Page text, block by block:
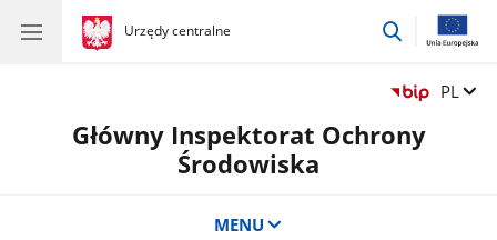
gov.pl
Urzędy centralne
gov.pl
Urzędy
przejdź
Zmień
PL
Główny Inspektorat Ochrony
Środowiska
MENU